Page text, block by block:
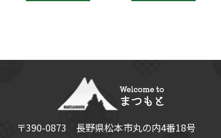
〒390-0873 長野県松本市丸の内4番18号